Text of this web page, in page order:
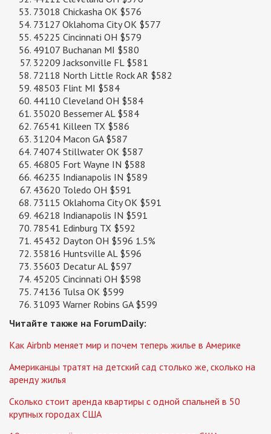
73018 Chickasha OK $576
73127 Oklahoma City OK $577
45225 Cincinnati OH $579
49107 Buchanan MI $580
32209 Jacksonville FL $581
72118 North Little Rock AR $582
48503 Flint MI $584
44110 Cleveland OH $584
35020 Bessemer AL $584
76541 Killeen TX $586
31204 Macon GA $587
74074 Stillwater OK $587
46805 Fort Wayne IN $588
46235 Indianapolis IN $589
43620 Toledo OH $591
73115 Oklahoma City OK $591
46218 Indianapolis IN $591
78541 Edinburg TX $592
45432 Dayton OH $596 1.5%
35816 Huntsville AL $596
35603 Decatur AL $597
45205 Cincinnati OH $598
74136 Tulsa OK $599
31093 Warner Robins GA $599
Читайте также на ForumDaily:
Как Airbnb меняет мир и почем теперь жилье в Америке
Американцы тратят на детский сад столько же, сколько на
аренду жилья
Сколько стоит аренда квартиры с одной спальней в 50
крупных городах США